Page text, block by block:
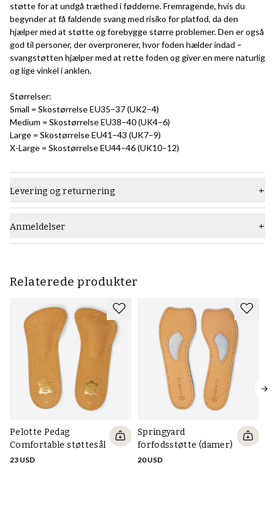
støtte for at undgå træthed i fødderne. Fremragende, hvis du
begynder at få faldende svang med risiko for platfod, da den
hjælper med at støtte og forebygge større problemer. Den er også
god til personer, der overpronerer, hvor foden hælder indad –
svangstøtten hjælper med at rette foden og giver en mere naturlig
og lige vinkel i anklen.
Størrelser:
Small = Skostørrelse EU35–37 (UK2–4)
Medium = Skostørrelse EU38–40 (UK4–6)
Large = Skostørrelse EU41–43 (UK7–9)
X-Large = Skostørrelse EU44–46 (UK10–12)
Levering og returnering
Anmeldelser
Relaterede produkter
Pelotte Pedag
Comfortable støttesål
23 USD
Springyard
forfodsstøtte (damer)
20 USD